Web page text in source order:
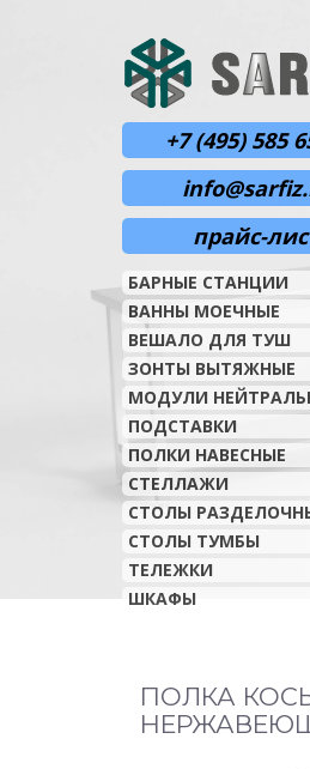
+7 (495) 585
прайс-
БАРНЫЕ СТАНЦИИ
ВАННЫ МОЕЧНЫЕ
ВЕШАЛО ДЛЯ ТУШ
ЗОНТЫ ВЫТЯЖНЫЕ
МОДУЛИ
ПОДСТАВКИ
ПОЛКИ НАВЕСНЫЕ
СТЕЛЛАЖИ
СТОЛЫ
СТОЛЫ ТУМБЫ
ТЕЛЕЖКИ
ШКАФЫ
ПОЛКА